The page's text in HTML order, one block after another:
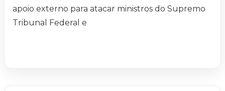
apoio externo para atacar ministros do Supremo
Tribunal Federal e